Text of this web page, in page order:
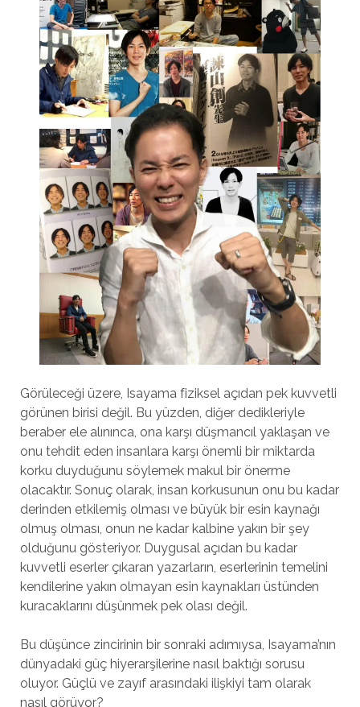
Görüleceği üzere, Isayama fiziksel açıdan pek kuvvetli
görünen birisi değil. Bu yüzden, diğer dedikleriyle
beraber ele alınınca, ona karşı düşmancıl yaklaşan ve
onu tehdit eden insanlara karşı önemli bir miktarda
korku duyduğunu söylemek makul bir önerme
olacaktır. Sonuç olarak, insan korkusunun onu bu kadar
derinden etkilemiş olması ve büyük bir esin kaynağı
olmuş olması, onun ne kadar kalbine yakın bir şey
olduğunu gösteriyor. Duygusal açıdan bu kadar
kuvvetli eserler çıkaran yazarların, eserlerinin temelini
kendilerine yakın olmayan esin kaynakları üstünden
kuracaklarını düşünmek pek olası değil.
Bu düşünce zincirinin bir sonraki adımıysa, Isayama’nın
dünyadaki güç hiyerarşilerine nasıl baktığı sorusu
oluyor. Güçlü ve zayıf arasındaki ilişkiyi tam olarak
nasıl görüyor?